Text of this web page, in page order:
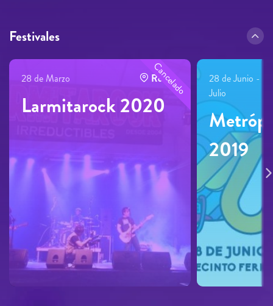
Festivales
Cancelado
28 de Marzo Roldán
Larmitarock 2020
28 de Junio - 7
Julio
2019